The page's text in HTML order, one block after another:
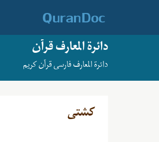
دائرة المعارف قرآن
دائرة المعارف فارسی قرآن کریم
کشتی